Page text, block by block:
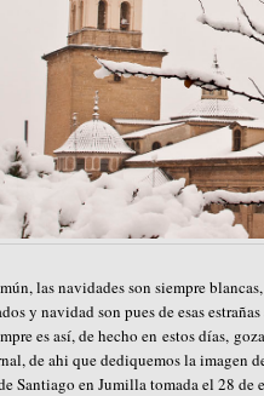
las navidades son siempre
y navidad son pues de esas
es así, de hecho en estos días,
de ahi que dediquemos la imagen
Santiago en Jumilla tomada el 28 de